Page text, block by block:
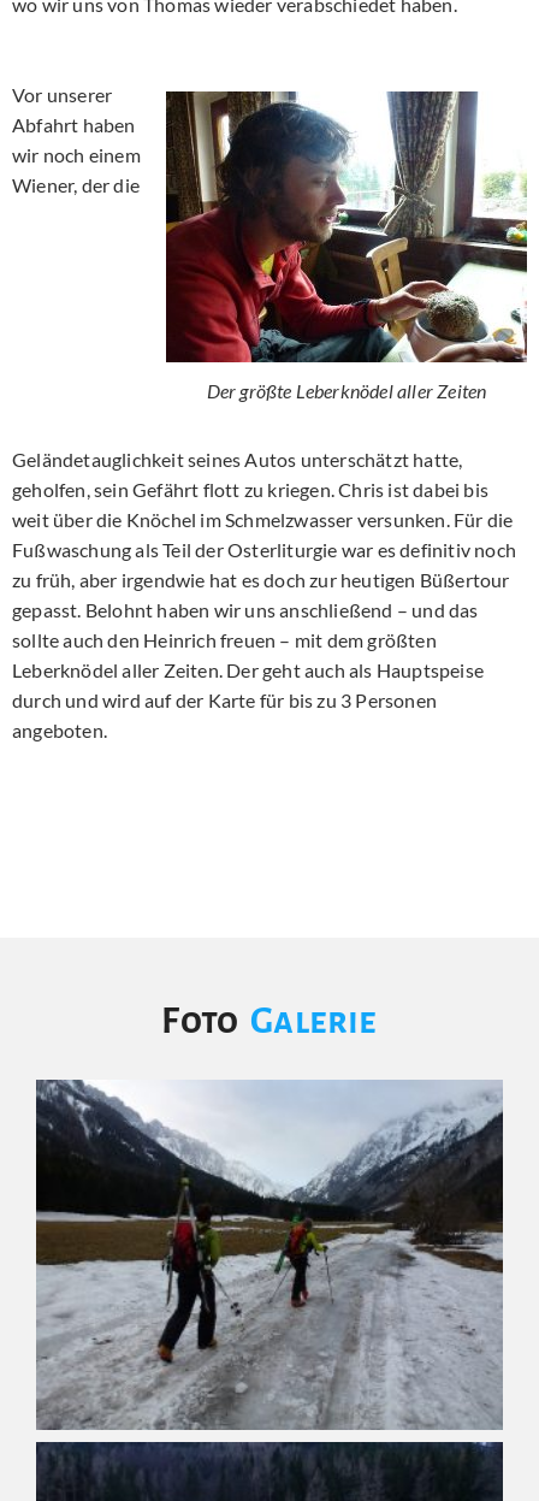
Der größte Leberknödel aller Zeiten
Vor unserer
Abfahrt haben
wir noch einem
Wiener, der die
Geländetauglichkeit seines Autos unterschätzt hatte,
geholfen, sein Gefährt flott zu kriegen. Chris ist dabei bis
weit über die Knöchel im Schmelzwasser versunken. Für die
Fußwaschung als Teil der Osterliturgie war es definitiv noch
zu früh, aber irgendwie hat es doch zur heutigen Büßertour
gepasst. Belohnt haben wir uns anschließend – und das
sollte auch den Heinrich freuen – mit dem größten
Leberknödel aller Zeiten. Der geht auch als Hauptspeise
durch und wird auf der Karte für bis zu 3 Personen
angeboten.
Foto Galerie